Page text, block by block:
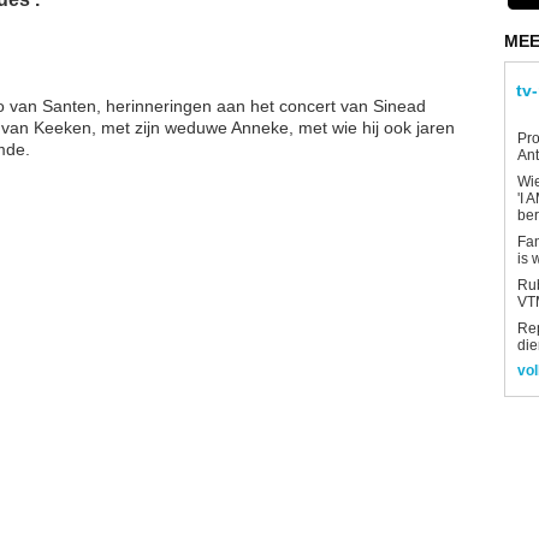
Santen, herinneringen aan het concert van Sinead
Keeken, met zijn weduwe Anneke, met wie hij ook jaren
'I
is